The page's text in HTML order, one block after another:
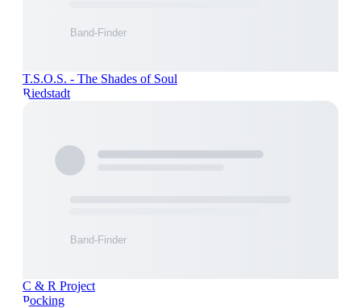
T.S.O.S. - The Shades of Soul
Riedstadt
C & R Project
Pocking